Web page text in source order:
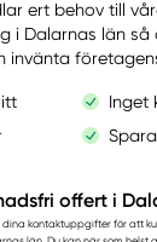
ert behov till
i Dalarnas län
invänta
Inget
offert i
dina kontaktuppgifter för att